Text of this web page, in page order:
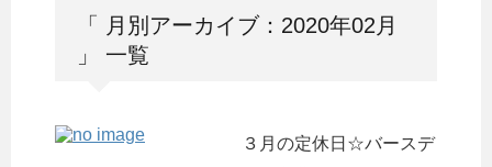
「 月別アーカイブ：2020年02月
」 一覧
３月の定休日☆バースデ